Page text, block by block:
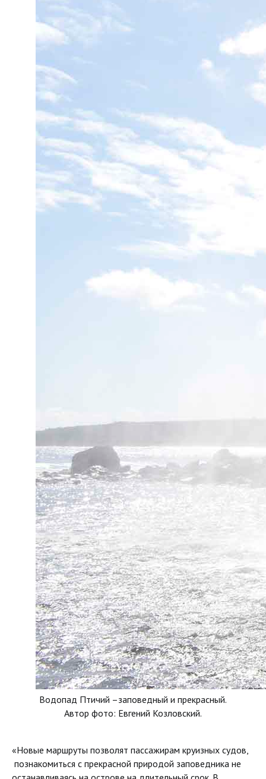
Водопад Птичий –заповедный и прекрасный.
Автор фото: Евгений Козловский.
«Новые маршруты позволят пассажирам круизных судов,
познакомиться с прекрасной природой заповедника не